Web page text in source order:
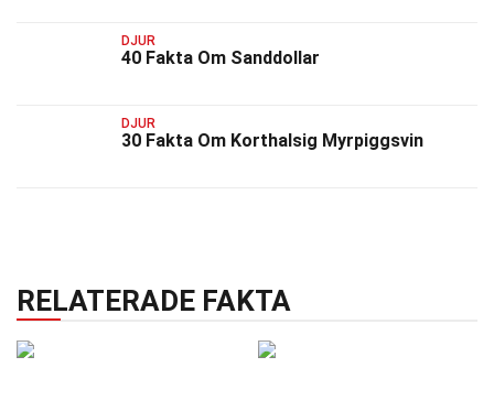
DJUR
40 Fakta Om Sanddollar
DJUR
30 Fakta Om Korthalsig Myrpiggsvin
RELATERADE FAKTA